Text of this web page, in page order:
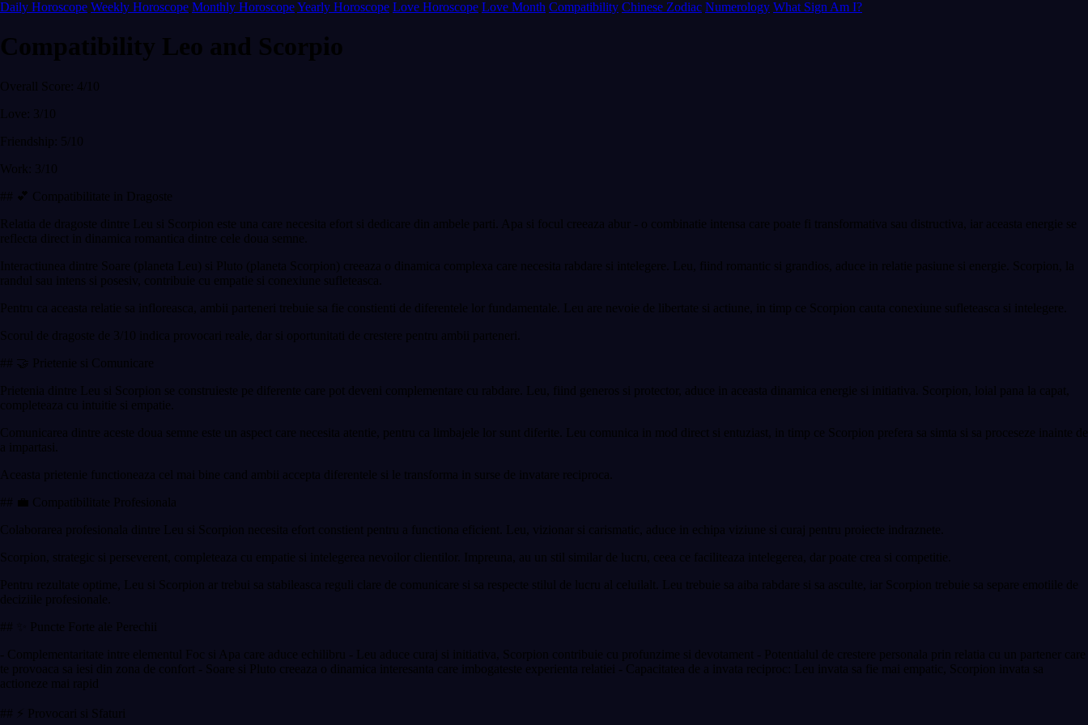
Daily Horoscope Weekly Horoscope Monthly HoroscopeYearly Horoscope Love Horoscope Love Month Compatibility Chinese Zodiac Numerology What Sign Am I?
Compatibility Leo and Scorpio
Overall Score: 4/10
Love: 3/10
Friendship: 5/10
Work: 3/10
## 💕 Compatibilitate in Dragoste
Relatia de dragoste dintre Leu si Scorpion este una care necesita efort si dedicare din ambele parti. Apa si focul creeaza abur - o combinatie intensa care poate fi transformativa sau distructiva, iar aceasta energie se
reflecta direct in dinamica romantica dintre cele doua semne.
Interactiunea dintre Soare (planeta Leu) si Pluto (planeta Scorpion) creeaza o dinamica complexa care necesita rabdare si intelegere. Leu, fiind romantic si grandios, aduce in relatie pasiune si energie. Scorpion, la
randul sau intens si posesiv, contribuie cu empatie si conexiune sufleteasca.
Pentru ca aceasta relatie sa infloreasca, ambii parteneri trebuie sa fie constienti de diferentele lor fundamentale. Leu are nevoie de libertate si actiune, in timp ce Scorpion cauta conexiune sufleteasca si intelegere.
Scorul de dragoste de 3/10 indica provocari reale, dar si oportunitati de crestere pentru ambii parteneri.
## 🤝 Prietenie si Comunicare
Prietenia dintre Leu si Scorpion se construieste pe diferente care pot deveni complementare cu rabdare. Leu, fiind generos si protector, aduce in aceasta dinamica energie si initiativa. Scorpion, loial pana la capat,
completeaza cu intuitie si empatie.
Comunicarea dintre aceste doua semne este un aspect care necesita atentie, pentru ca limbajele lor sunt diferite. Leu comunica in mod direct si entuziast, in timp ce Scorpion prefera sa simta si sa proceseze inainte de
a impartasi.
Aceasta prietenie functioneaza cel mai bine cand ambii accepta diferentele si le transforma in surse de invatare reciproca.
## 💼 Compatibilitate Profesionala
Colaborarea profesionala dintre Leu si Scorpion necesita efort constient pentru a functiona eficient. Leu, vizionar si carismatic, aduce in echipa viziune si curaj pentru proiecte indraznete.
Scorpion, strategic si perseverent, completeaza cu empatie si intelegerea nevoilor clientilor. Impreuna, au un stil similar de lucru, ceea ce faciliteaza intelegerea, dar poate crea si competitie.
Pentru rezultate optime, Leu si Scorpion ar trebui sa stabileasca reguli clare de comunicare si sa respecte stilul de lucru al celuilalt. Leu trebuie sa aiba rabdare si sa asculte, iar Scorpion trebuie sa separe emotiile de
deciziile profesionale.
## ✨ Puncte Forte ale Perechii
- Complementaritate intre elementul Foc si Apa care aduce echilibru - Leu aduce curaj si initiativa, Scorpion contribuie cu profunzime si devotament - Potentialul de crestere personala prin relatia cu un partener care
te provoaca sa iesi din zona de confort - Soare si Pluto creeaza o dinamica interesanta care imbogateste experienta relatiei - Capacitatea de a invata reciproc: Leu invata sa fie mai empatic, Scorpion invata sa
actioneze mai rapid
## ⚡ Provocari si Sfaturi